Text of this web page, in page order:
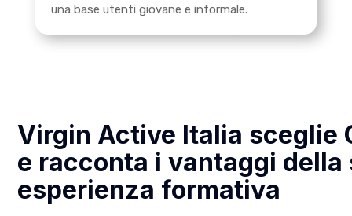
una base utenti giovane e informale.
Virgin Active Italia sceglie
e racconta i vantaggi della
esperienza formativa